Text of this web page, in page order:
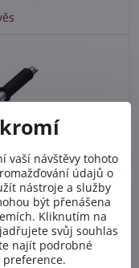
vaší návštěvy tohoto
údajů o
nástroje a služby
být přenášena
Kliknutím na
svůj souhlas
najít podrobné